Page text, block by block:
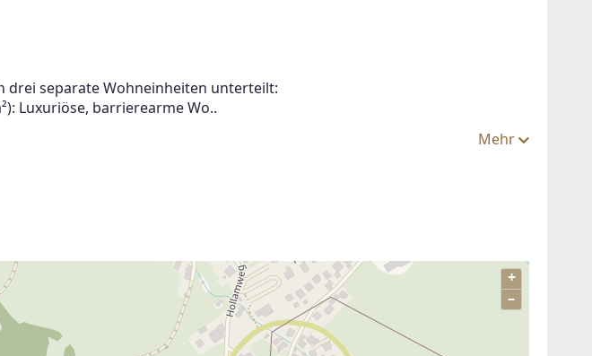
drei separate Wohneinheiten unterteilt:
Luxuriöse, barrierearme Wo..
Mehr
+
–